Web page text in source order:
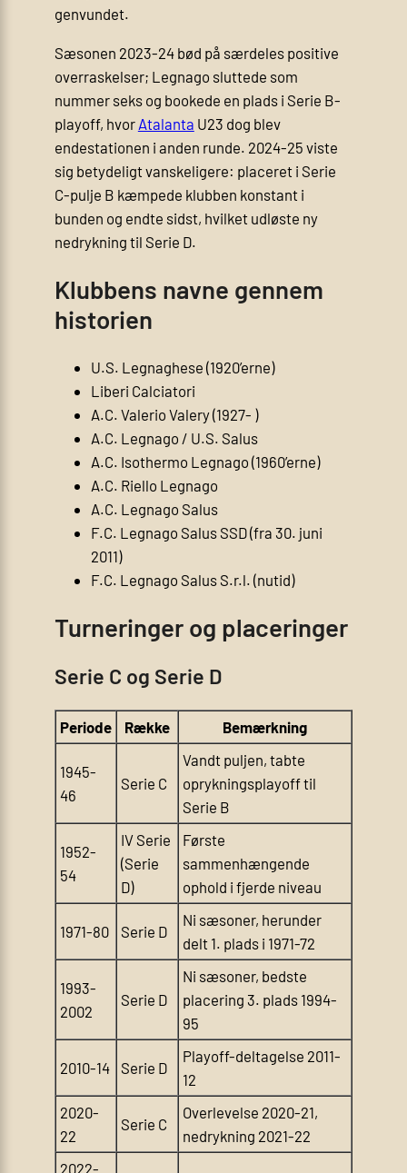
genvundet.
Sæsonen 2023-24 bød på særdeles positive
overraskelser; Legnago sluttede som
nummer seks og bookede en plads i Serie B-
playoff, hvor Atalanta U23 dog blev
endestationen i anden runde. 2024-25 viste
sig betydeligt vanskeligere: placeret i Serie
C-pulje B kæmpede klubben konstant i
bunden og endte sidst, hvilket udløste ny
nedrykning til Serie D.
Klubbens navne gennem
historien
U.S. Legnaghese (1920’erne)
Liberi Calciatori
A.C. Valerio Valery (1927- )
A.C. Legnago / U.S. Salus
A.C. Isothermo Legnago (1960’erne)
A.C. Riello Legnago
A.C. Legnago Salus
F.C. Legnago Salus SSD (fra 30. juni
2011)
F.C. Legnago Salus S.r.l. (nutid)
Turneringer og placeringer
Serie C og Serie D
Periode Række Bemærkning
1945-
46
Serie C
Vandt puljen, tabte
oprykningsplayoff til
Serie B
1952-
54
IV Serie
(Serie
D)
Første
sammenhængende
ophold i fjerde niveau
1971-80 Serie D
Ni sæsoner, herunder
delt 1. plads i 1971-72
1993-
2002
Serie D
Ni sæsoner, bedste
placering 3. plads 1994-
95
2010-14 Serie D
Playoff-deltagelse 2011-
12
2020-
22
Serie C
Overlevelse 2020-21,
nedrykning 2021-22
2022-